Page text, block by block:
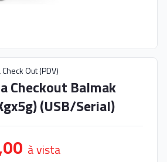
Out (PDV)
Checkout Balmak
(USB/Serial)
à vista